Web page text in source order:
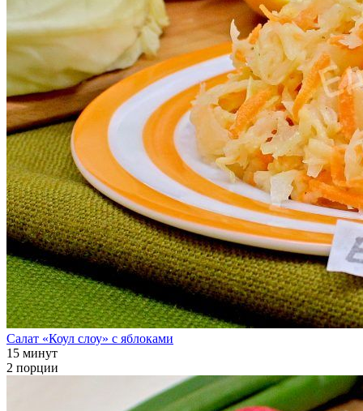
Салат «Коул слоу» с яблоками
15 минут
2 порции